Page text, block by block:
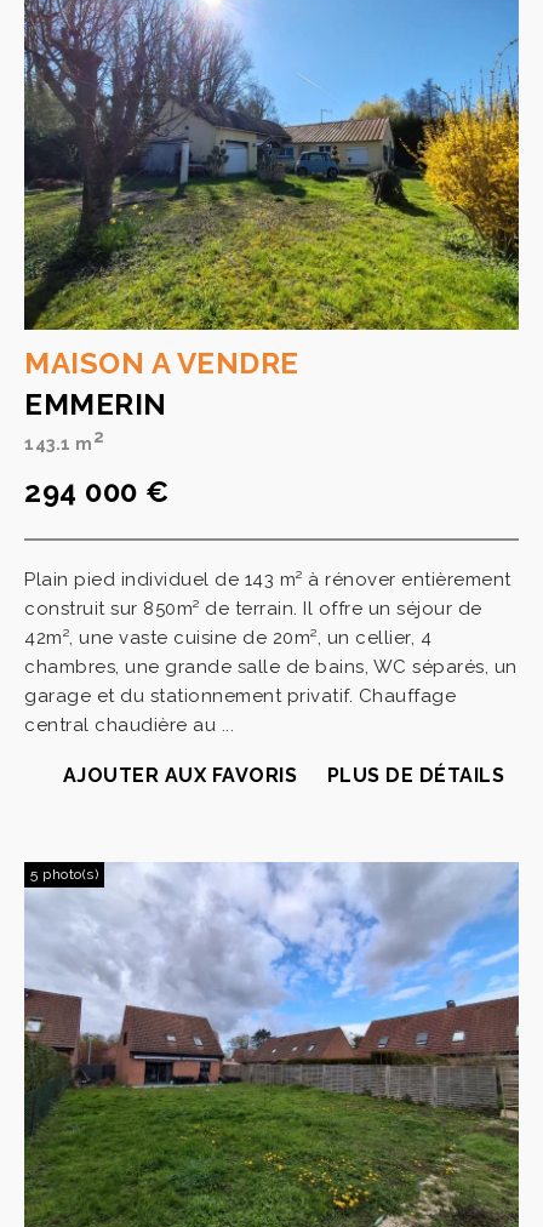
MAISON A VENDRE
EMMERIN
143.1 m2
294 000 €
Plain pied individuel de 143 m² à rénover entièrement
construit sur 850m² de terrain. Il offre un séjour de
42m², une vaste cuisine de 20m², un cellier, 4
chambres, une grande salle de bains, WC séparés, un
garage et du stationnement privatif. Chauffage
central chaudière au ...
AJOUTER AUX FAVORIS PLUS DE DÉTAILS
5 photo(s)